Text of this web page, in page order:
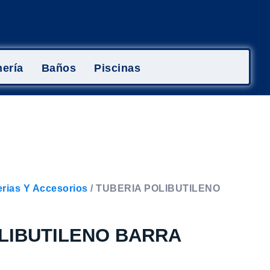
Baños Piscinas
Y Accesorios / TUBERIA POLIBUTILENO
BARRA